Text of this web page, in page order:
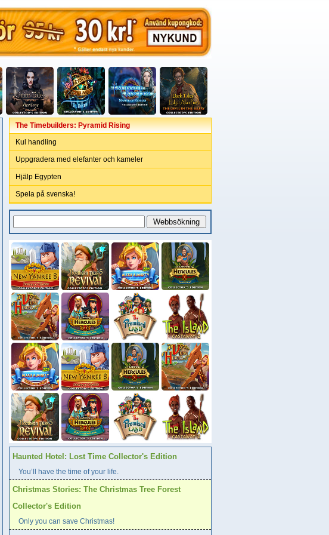
The Timebuilders: Pyramid Rising
Kul handling
Uppgradera med elefanter och kameler
Hjälp Egypten
Spela på svenska!
Haunted Hotel: Lost Time Collector's Edition
You’ll have the time of your life.
Christmas Stories: The Christmas Tree Forest
Collector's Edition
Only you can save Christmas!